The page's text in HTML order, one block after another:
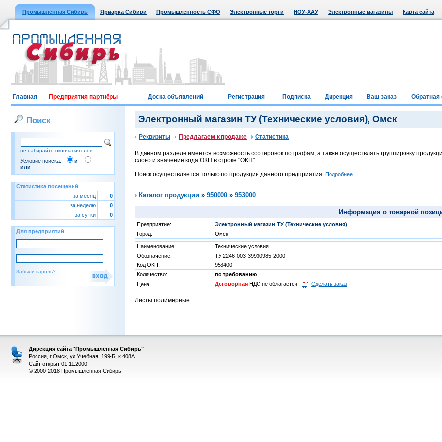
Промышленная Сибирь Ярмарка Сибири Промышленность СФО Электронные торги НОУ-ХАУ Электронные магазины Карта сайта
Главная Предприятия партнёры Доска объявлений Регистрация Подписка Дирекция Ваш заказ Обратная
Поиск
не набирайте окончания слов
Условие поиска:
и
или
Статистика посещений
за месяц
0
за неделю
0
за сутки
0
Для предприятий
Забыли пароль?
Электронный магазин ТУ (Технические условия), Омск
Реквизиты Предлагаем к продаже Статистика
В данном разделе имеется возможность сортировок по графам, а также осуществлять группировку
слово и значение кода ОКП в строке "ОКП".
Поиск осуществляется только по продукции данного предприятия. Подробнее...
Каталог продукции » 950000 » 953000
Информация о товарной
Предприятие:
Электронный магазин ТУ (Технические условия)
Город:
Омск
Наименование:
Технические условия
Обозначение:
ТУ 2246-003-39930985-2000
Код ОКП:
953400
Количество:
по требованию
Цена:
Договорная НДС не облагается Сделать заказ
Листы полимерные
Дирекция сайта "Промышленная Сибирь"
Россия, г.Омск, ул.Учебная, 199-Б, к.408А
Сайт открыт 01.11.2000
© 2000-2018 Промышленная Сибирь